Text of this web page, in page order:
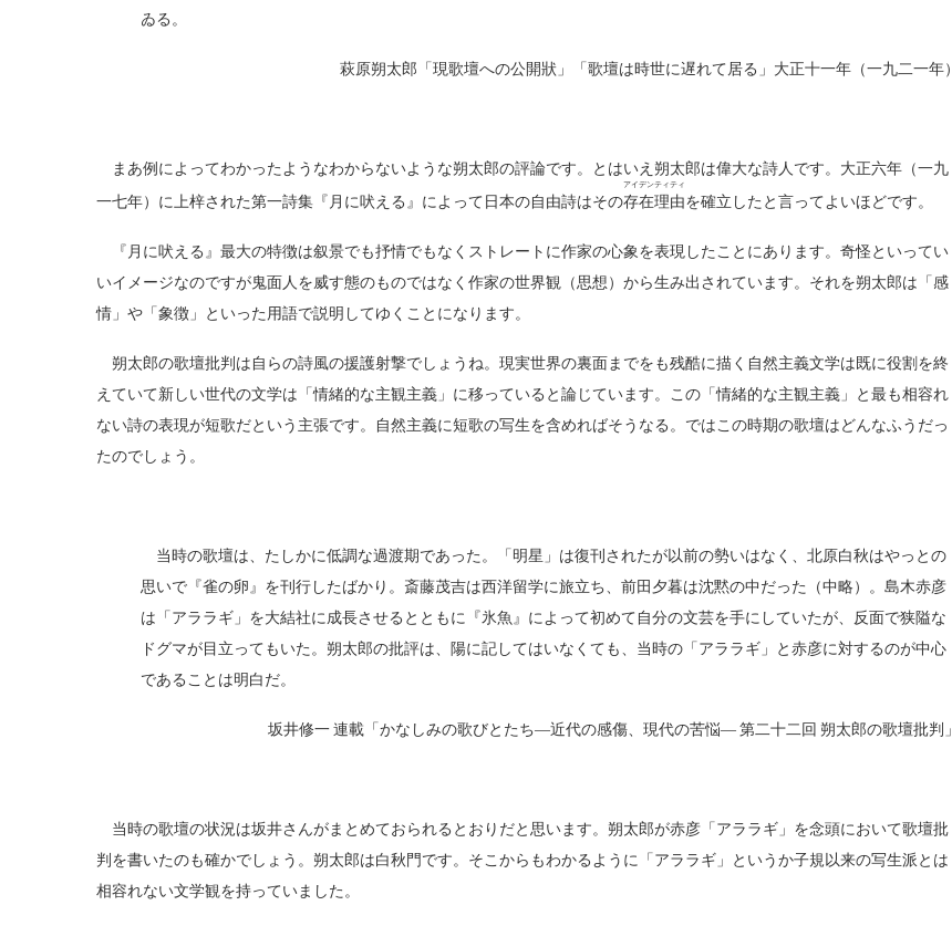
ゐる。
萩原朔太郎「現歌壇への公開狀」「歌壇は時世に遅れて居る」大正十一年（一九二一年）
まあ例によってわかったようなわからないような朔太郎の評論です。とはいえ朔太郎は偉大な詩人です。大正六年（一九
一七年）に上梓された第一詩集『月に吠える』によって日本の自由詩はその存在理由
アイデンティティ
を確立したと言ってよいほどです。
『月に吠える』最大の特徴は叙景でも抒情でもなくストレートに作家の心象を表現したことにあります。奇怪といってい
いイメージなのですが鬼面人を威す態のものではなく作家の世界観（思想）から生み出されています。それを朔太郎は「感
情」や「象徴」といった用語で説明してゆくことになります。
朔太郎の歌壇批判は自らの詩風の援護射撃でしょうね。現実世界の裏面までをも残酷に描く自然主義文学は既に役割を終
えていて新しい世代の文学は「情緒的な主観主義」に移っていると論じています。この「情緒的な主観主義」と最も相容れ
ない詩の表現が短歌だという主張です。自然主義に短歌の写生を含めればそうなる。ではこの時期の歌壇はどんなふうだっ
たのでしょう。
当時の歌壇は、たしかに低調な過渡期であった。「明星」は復刊されたが以前の勢いはなく、北原白秋はやっとの
思いで『雀の卵』を刊行したばかり。斎藤茂吉は西洋留学に旅立ち、前田夕暮は沈黙の中だった（中略）。島木赤彦
は「アララギ」を大結社に成長させるとともに『氷魚』によって初めて自分の文芸を手にしていたが、反面で狭隘な
ドグマが目立ってもいた。朔太郎の批評は、陽に記してはいなくても、当時の「アララギ」と赤彦に対するのが中心
であることは明白だ。
坂井修一 連載「かなしみの歌びとたち―近代の感傷、現代の苦悩― 第二十二回 朔太郎の歌壇批判」
当時の歌壇の状況は坂井さんがまとめておられるとおりだと思います。朔太郎が赤彦「アララギ」を念頭において歌壇批
判を書いたのも確かでしょう。朔太郎は白秋門です。そこからもわかるように「アララギ」というか子規以来の写生派とは
相容れない文学観を持っていました。